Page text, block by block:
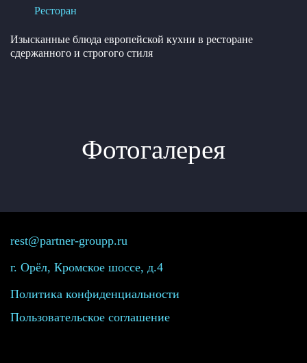
Ресторан
Изысканные блюда европейской кухни в ресторане
сдержанного и строгого стиля
Фотогалерея
rest@partner-groupp.ru
г. Орёл, Кромское шоссе, д.4
Политика конфиденциальности
Пользовательское соглашение